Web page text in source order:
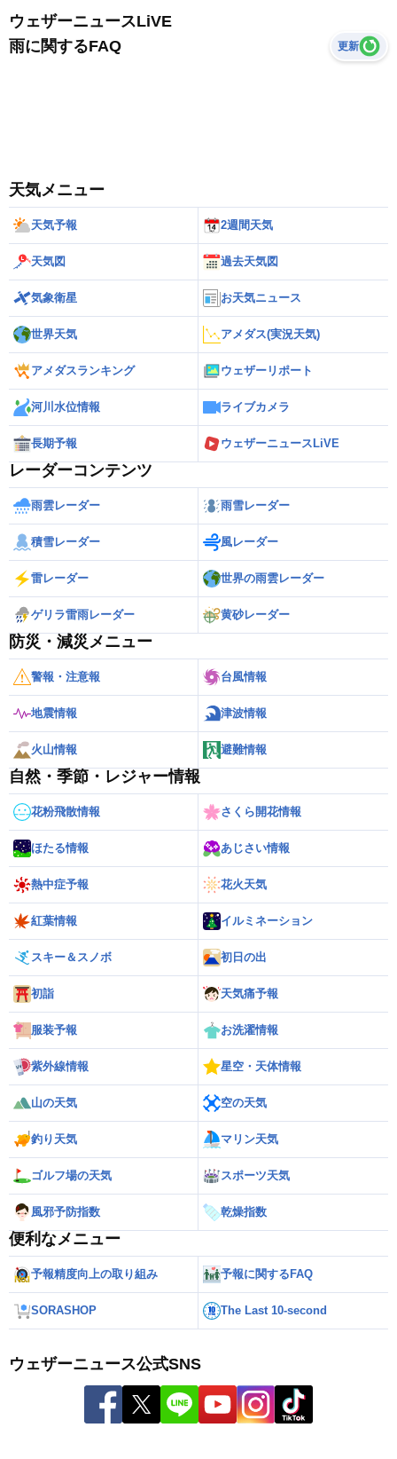
ウェザーニュースLiVE
雨に関するFAQ
更新
天気メニュー
天気予報 2週間天気
天気図 過去天気図
気象衛星 お天気ニュース
世界天気 アメダス(実況天気)
アメダスランキング ウェザーリポート
河川水位情報 ライブカメラ
長期予報 ウェザーニュースLiVE
レーダーコンテンツ
雨雲レーダー 雨雪レーダー
積雪レーダー 風レーダー
雷レーダー 世界の雨雲レーダー
ゲリラ雷雨レーダー 黄砂レーダー
防災・減災メニュー
警報・注意報 台風情報
地震情報 津波情報
火山情報 避難情報
自然・季節・レジャー情報
花粉飛散情報 さくら開花情報
ほたる情報 あじさい情報
熱中症予報 花火天気
紅葉情報 イルミネーション
スキー＆スノボ 初日の出
初詣 天気痛予報
服装予報 お洗濯情報
紫外線情報 星空・天体情報
山の天気 空の天気
釣り天気 マリン天気
ゴルフ場の天気 スポーツ天気
風邪予防指数 乾燥指数
便利なメニュー
予報精度向上の取り組み 予報に関するFAQ
SORASHOP The Last 10-second
ウェザーニュース公式SNS